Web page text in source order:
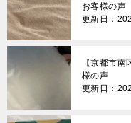
お客様の声
更新日：
【京都市
様の声
更新日：